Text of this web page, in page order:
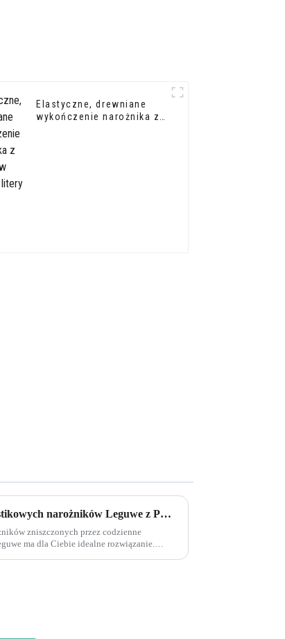
Elastyczne, drewniane
wykończenie narożnika z
Chroń swoje ściany za pomocą plastikowych narożników Leguwe z PCV w kształcie litery L
zniszczonych przez codzienne
ma dla Ciebie idealne rozwiązanie.